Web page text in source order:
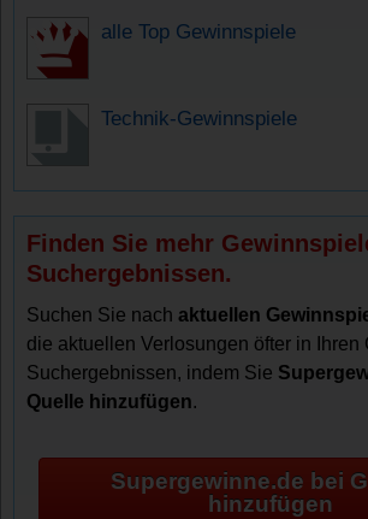
alle Top Gewinnspiele
Technik-Gewinnspiele
Finden Sie mehr
Suchergebnissen.
Suchen Sie nachaktuellen
die aktuellen Verlosungen öfter in Ihren
Suchergebnissen, indem Sie
Quelle hinzufügen.
Supergewinne.de bei
hinzufügen